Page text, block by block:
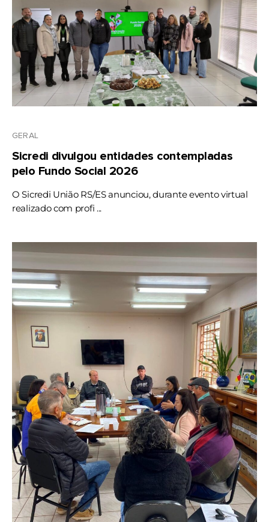
GERAL
Sicredi divulgou entidades contempladas
pelo Fundo Social 2026
O Sicredi União RS/ES anunciou, durante evento virtual
realizado com profi ...